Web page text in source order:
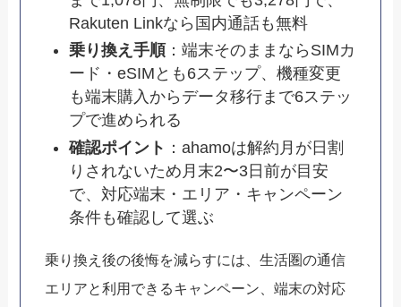
Rakuten Linkなら国内通話も無料
乗り換え手順 ：端末そのままならSIMカ
ード・eSIMとも6ステップ、機種変更
も端末購入からデータ移行まで6ステッ
プで進められる
確認ポイント ：ahamoは解約月が日割
りされないため月末2〜3日前が目安
で、対応端末・エリア・キャンペーン
条件も確認して選ぶ
乗り換え後の後悔を減らすには、生活圏の通信
エリアと利用できるキャンペーン、端末の対応